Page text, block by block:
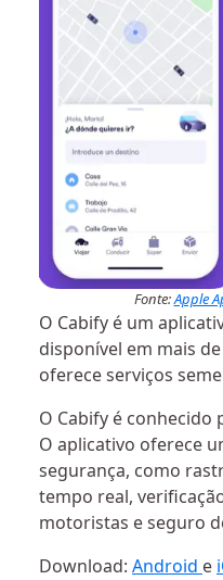
Fonte:Apple
O Cabify é um
disponível em mais
oferece serviços
O Cabify é conhecido
O aplicativo oferece
segurança, como
tempo real,
motoristas e seguro
Download: Android e